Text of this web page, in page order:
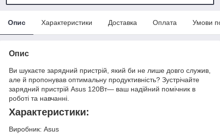
Опис Характеристики Доставка Оплата Умови
Опис
Ви шукаєте зарядний пристрій, який би не лише довго служив,
але й пропонував оптимальну продуктивність? Зустрічайте
зарядний пристрій Asus 120Вт— ваш надійний помічник в
роботі та навчанні.
Характеристики:
Виробник: Asus